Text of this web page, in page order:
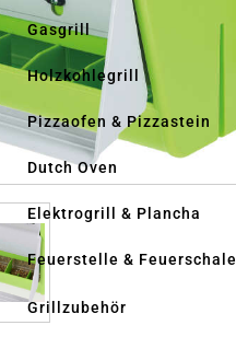
Gasgrill
Holzkohlegrill
Pizzaofen & Pizzastein
Dutch Oven
Elektrogrill & Plancha
Feuerstelle & Feuerschale
Grillzubehör